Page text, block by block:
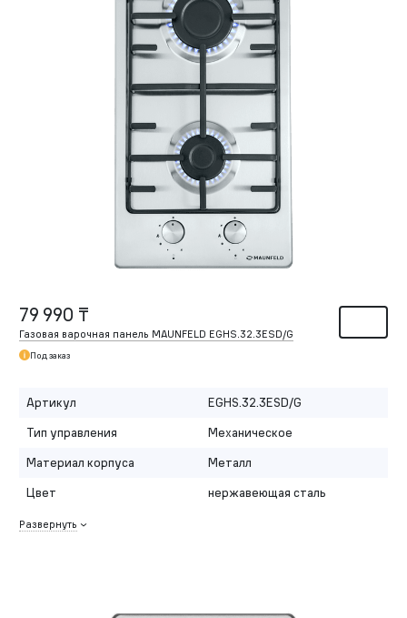
79 990 ₸
Газовая варочная панель MAUNFELD EGHS.32.3ESD/G
Под заказ
Артикул
EGHS.32.3ESD/G
Тип управления
Механическое
Материал корпуса
Металл
Цвет
нержавеющая сталь
Развернуть